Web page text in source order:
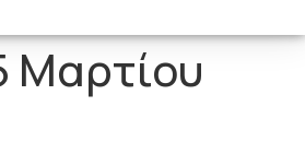
Μαρτίου